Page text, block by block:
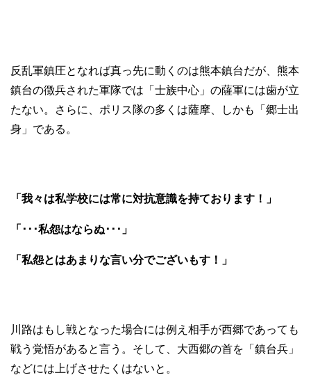
反乱軍鎮圧となれば真っ先に動くのは熊本鎮台だが、熊本
鎮台の徴兵された軍隊では「士族中心」の薩軍には歯が立
たない。さらに、ポリス隊の多くは薩摩、しかも「郷士出
身」である。
「我々は私学校には常に対抗意識を持ております！」
「･･･私怨はならぬ･･･」
「私怨とはあまりな言い分でございもす！」
川路はもし戦となった場合には例え相手が西郷であっても
戦う覚悟があると言う。そして、大西郷の首を「鎮台兵」
などには上げさせたくはないと。